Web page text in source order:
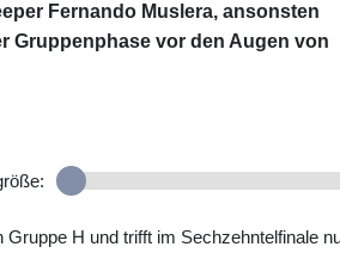
Fernando Muslera, ansonsten
Gruppenphase vor den Augen von
H und trifft im Sechzehntelfinale